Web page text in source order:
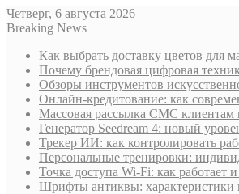
Четверг, 6 августа 2026
Breaking News
Как выбрать доставку цветов для
Почему брендовая цифровая
Обзоры инструментов
Онлайн-кредитование: как
Массовая рассылка СМС клиентам
Генератор Seedream 4: новый
Трекер ИИ: как контролировать
Персональные тренировки:
Точка доступа Wi-Fi: как работает
Шрифты антиквы: характеристики